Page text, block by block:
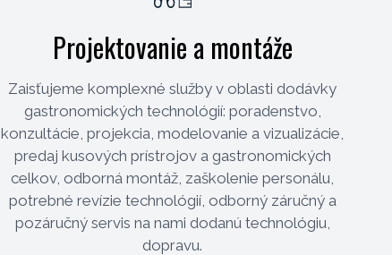
Projektovanie a montáže
Zaisťujeme komplexné služby v oblasti dodávky
gastronomických technológií: poradenstvo,
konzultácie, projekcia, modelovanie a vizualizácie,
predaj kusových prístrojov a gastronomických
celkov, odborná montáž, zaškolenie personálu,
potrebné revízie technológií, odborný záručný a
pozáručný servis na nami dodanú technológiu,
dopravu.